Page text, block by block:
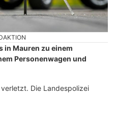
in Mauren zu einem
Personenwagen und
Die Landespolizei